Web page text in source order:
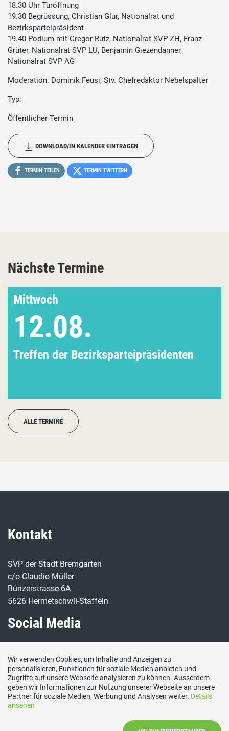
18.30 Uhr Türöffnung
19.30 Begrüssung, Christian Glur, Nationalrat und
Bezirksparteipräsident
19.40 Podium mit Gregor Rutz, Nationalrat SVP ZH, Franz
Grüter, Nationalrat SVP LU, Benjamin Giezendanner,
Nationalrat SVP AG
Moderation: Dominik Feusi, Stv. Chefredaktor Nebelspalter
Typ:
Öffentlicher Termin
DOWNLOAD/IN KALENDER EINTRAGEN
TERMIN TEILEN TERMIN TWITTERN
Nächste Termine
Mittwoch
12.08.
Treffen der Bezirksparteipräsidenten
ALLE TERMINE
Kontakt
SVP der Stadt Bremgarten
c/o Claudio Müller
Bünzerstrasse 6A
5626 Hermetschwil-Staffeln
Social Media
Datenschutzerklärung|Mitglied werden|
Wir verwenden Cookies, um Inhalte und Anzeigen zu
personalisieren, Funktionen für soziale Medien anbieten und
Zugriffe auf unsere Webseite analysieren zu können. Ausserdem
geben wir Informationen zur Nutzung unserer Webseite an unsere
Partner für soziale Medien, Werbung und Analysen weiter. Details
ansehen